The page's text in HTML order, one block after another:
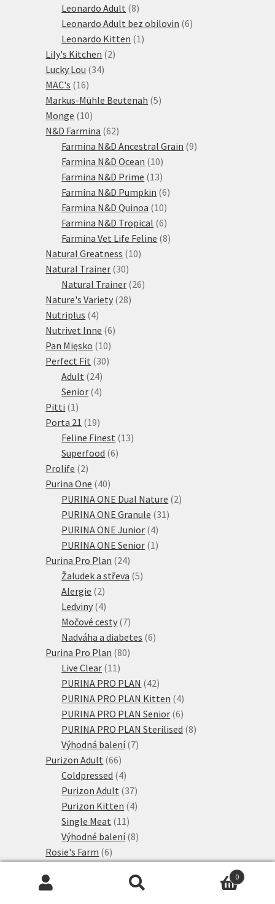
produktů
Leonardo Adult 88
produktů
Leonardo Adult bez obilovin 66
Leonardo Kitten 1 1
Lily's Kitchen 22
Lucky Lou 3434
MAC's 1616
produktů
Markus-Mühle Beutenah 55
Monge 1010
produktů
N&D Farmina 6262
produktů
Farmina N&D Ancestral Grain 99
Farmina N&D Ocean 1010
produktů
Farmina N&D Prime 1313
produktů
Farmina N&D Pumpkin 66
Farmina N&D Quinoa 1010
produktů
Farmina N&D Tropical 66
produktů
Farmina Vet Life Feline 88
Natural Greatness 1010
Natural Trainer 3030
produktů
Natural Trainer 2626
Nature's Variety 2828
Nutriplus 44
produkty
Nutrivet Inne 66
Pan Mięsko 1010
produktů
Perfect Fit 3030
Adult 2424
produktů
Senior 44
Pitti 1 1
produkt
Porta 21 1919
produktů
Feline Finest 1313
Superfood 66
Prolife 22
produkty
Purina One 4040
produktů
PURINA ONE Dual Nature 22
PURINA ONE Granule 31 31
PURINA ONE Junior 44
produkty
PURINA ONE Senior 1 1
Purina Pro Plan 2424
produktů
Žaludek a střeva 55
Alergie 22
produkty
Ledviny 44
produkty
Močové cesty 77
produktů
Nadváha a diabetes 66
Purina Pro Plan 8080
Live Clear 11 11
produktů
PURINA PRO PLAN 4242
produktů
PURINA PRO PLAN Kitten 44
produkty
PURINA PRO PLAN Senior 66
produktů
PURINA PRO PLAN Sterilised 88
Výhodná balení 77
Purizon Adult 6666
produktů
Coldpressed 44
produkty
Purizon Adult 3737
produktů
Purizon Kitten 44
Single Meat 11 11
produktů
Výhodné balení 88
Rosie's Farm 66
produktů
Royal Canin
107
0